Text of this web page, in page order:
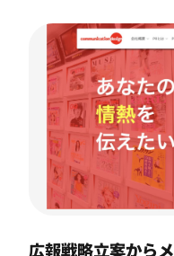
広報戦略立案から